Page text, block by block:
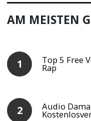
AM MEISTEN
Top 5 Free
Rap
Audio